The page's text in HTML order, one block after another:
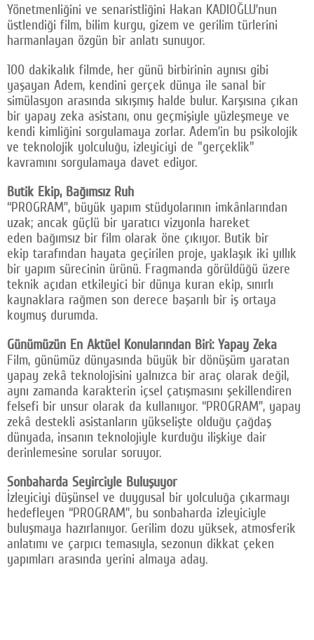
Yönetmenliğini ve senaristliğini Hakan KADIOĞLU’nun
üstlendiği film, bilim kurgu, gizem ve gerilim türlerini
harmanlayan özgün bir anlatı sunuyor.
100 dakikalık filmde, her günü birbirinin aynısı gibi
yaşayan Adem, kendini gerçek dünya ile sanal bir
simülasyon arasında sıkışmış halde bulur. Karşısına çıkan
bir yapay zeka asistanı, onu geçmişiyle yüzleşmeye ve
kendi kimliğini sorgulamaya zorlar. Adem’in bu psikolojik
ve teknolojik yolculuğu, izleyiciyi de "gerçeklik"
kavramını sorgulamaya davet ediyor.
Butik Ekip, Bağımsız Ruh
“PROGRAM”, büyük yapım stüdyolarının imkânlarından
uzak; ancak güçlü bir yaratıcı vizyonla hareket
eden bağımsız bir film olarak öne çıkıyor. Butik bir
ekip tarafından hayata geçirilen proje, yaklaşık iki yıllık
bir yapım sürecinin ürünü. Fragmanda görüldüğü üzere
teknik açıdan etkileyici bir dünya kuran ekip, sınırlı
kaynaklara rağmen son derece başarılı bir iş ortaya
koymuş durumda.
Günümüzün En Aktüel Konularından Biri: Yapay Zeka
Film, günümüz dünyasında büyük bir dönüşüm yaratan
yapay zekâ teknolojisini yalnızca bir araç olarak değil,
aynı zamanda karakterin içsel çatışmasını şekillendiren
felsefi bir unsur olarak da kullanıyor. “PROGRAM”, yapay
zekâ destekli asistanların yükselişte olduğu çağdaş
dünyada, insanın teknolojiyle kurduğu ilişkiye dair
derinlemesine sorular soruyor.
Sonbaharda Seyirciyle Buluşuyor
İzleyiciyi düşünsel ve duygusal bir yolculuğa çıkarmayı
hedefleyen “PROGRAM”, bu sonbaharda izleyiciyle
buluşmaya hazırlanıyor. Gerilim dozu yüksek, atmosferik
anlatımı ve çarpıcı temasıyla, sezonun dikkat çeken
yapımları arasında yerini almaya aday.